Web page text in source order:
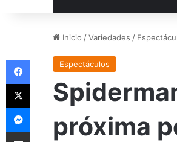
Inicio /Variedades /
Espectáculos
próxima
Facebook
X
Messenger
Compartir por correo electrónico